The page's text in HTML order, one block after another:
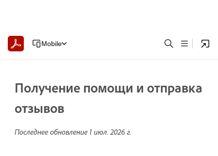
Mobile
Получение помощи и отправка
отзывов
Последнее обновление 1 июл. 2026 г.